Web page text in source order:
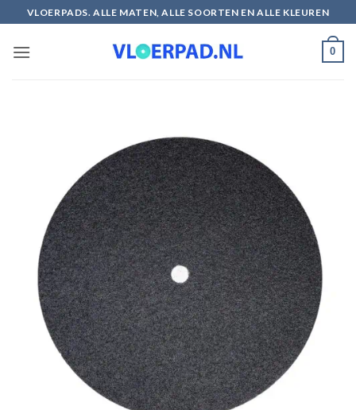
naar
inhoud
VLOERPADS. ALLE MATEN, ALLE SOORTEN EN ALLE KLEUREN
0